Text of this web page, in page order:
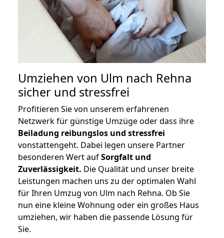
Umziehen von Ulm nach Rehna
sicher und stressfrei
Profitieren Sie von unserem erfahrenen
Netzwerk für günstige Umzüge oder dass ihre
Beiladung reibungslos und stressfrei
vonstattengeht. Dabei legen unsere Partner
besonderen Wert aufSorgfalt und
Zuverlässigkeit. Die Qualität und unser breite
Leistungen machen uns zu der optimalen Wahl
für Ihren Umzug von Ulm nach Rehna. Ob Sie
nun eine kleine Wohnung oder ein großes Haus
umziehen, wir haben die passende Lösung für
Sie.